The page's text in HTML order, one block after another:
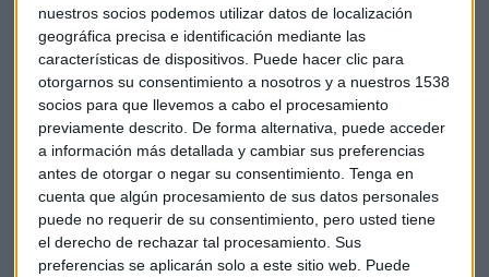
nuestros socios podemos utilizar datos de localización
geográfica precisa e identificación mediante las
características de dispositivos. Puede hacer clic para
otorgarnos su consentimiento a nosotros y a nuestros 1538
socios para que llevemos a cabo el procesamiento
previamente descrito. De forma alternativa, puede acceder
a información más detallada y cambiar sus preferencias
antes de otorgar o negar su consentimiento. Tenga en
cuenta que algún procesamiento de sus datos personales
puede no requerir de su consentimiento, pero usted tiene
el derecho de rechazar tal procesamiento. Sus
preferencias se aplicarán solo a este sitio web. Puede
También suspender los nuevos gravámenes que estaban
programado que entren en vigencia el domingo, dijeron
más temprano el jueves dos personas cercanas a las
negociaciones.
El crecimiento global, afectado
La guerra comercialentre Estados Unidos y China
desaceleró el crecimiento global y redujo las ganancias y las
inversiones para empresas de todo el mundo.